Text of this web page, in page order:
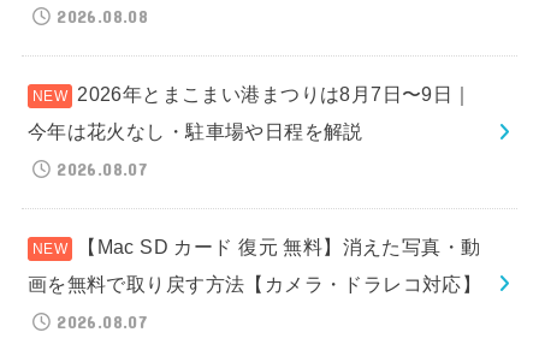
2026.08.08
2026年とまこまい港まつりは8月7日〜9日｜
今年は花火なし・駐車場や日程を解説
2026.08.07
【Mac SD カード 復元 無料】消えた写真・動
画を無料で取り戻す方法【カメラ・ドラレコ対応】
2026.08.07